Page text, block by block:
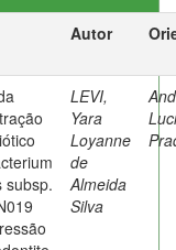
Autor
subsp.
LEVI,
Yara
Loyanne
de
Almeida
Silva